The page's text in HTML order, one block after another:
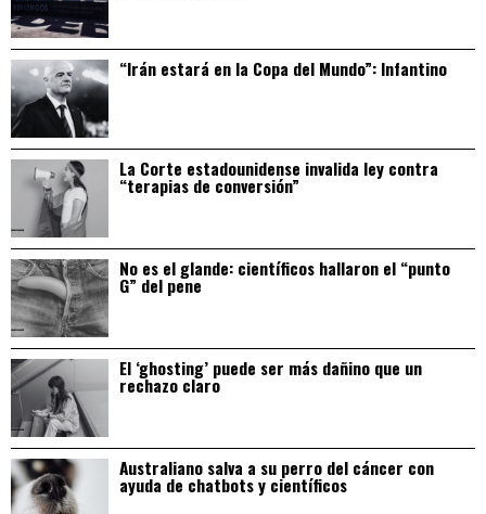
“Irán estará en la Copa del Mundo”: Infantino
La Corte estadounidense invalida ley contra
“terapias de conversión”
No es el glande: científicos hallaron el “punto
G” del pene
El ‘ghosting’ puede ser más dañino que un
rechazo claro
Australiano salva a su perro del cáncer con
ayuda de chatbots y científicos